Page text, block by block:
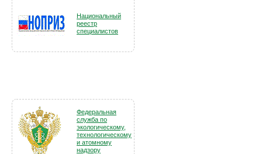
Национальный
реестр
специалистов
Федеральная
служба по
экологическому,
технологическому
и атомному
надзору